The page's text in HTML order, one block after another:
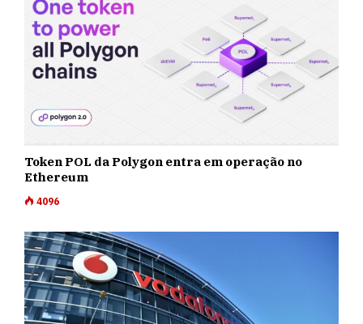
Token POL da Polygon entra em operação no
Ethereum
4096